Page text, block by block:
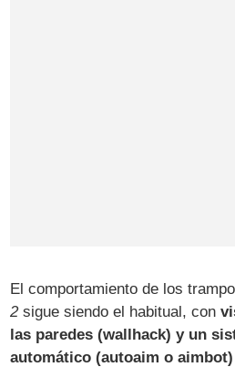
El comportamiento de los
2sigue siendo el habitual, con
las paredes (wallhack) y un
automático (autoaim o aimbot)